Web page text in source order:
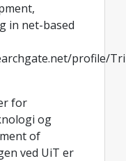
in net-based
profile/
for
og
of
ved UiT er